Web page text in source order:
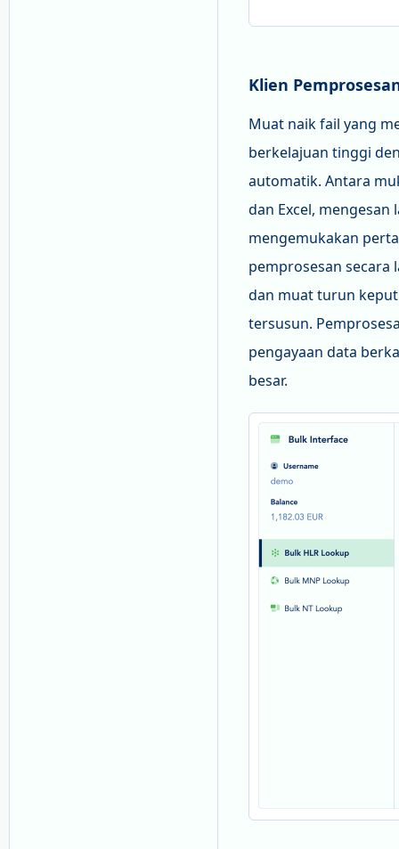
Klien
Muat naik fail yang
berkelajuan tinggi
automatik. Antara
dan Excel,
mengemukakan
pemprosesan secara
dan muat turun
tersusun.
pengayaan data
besar.